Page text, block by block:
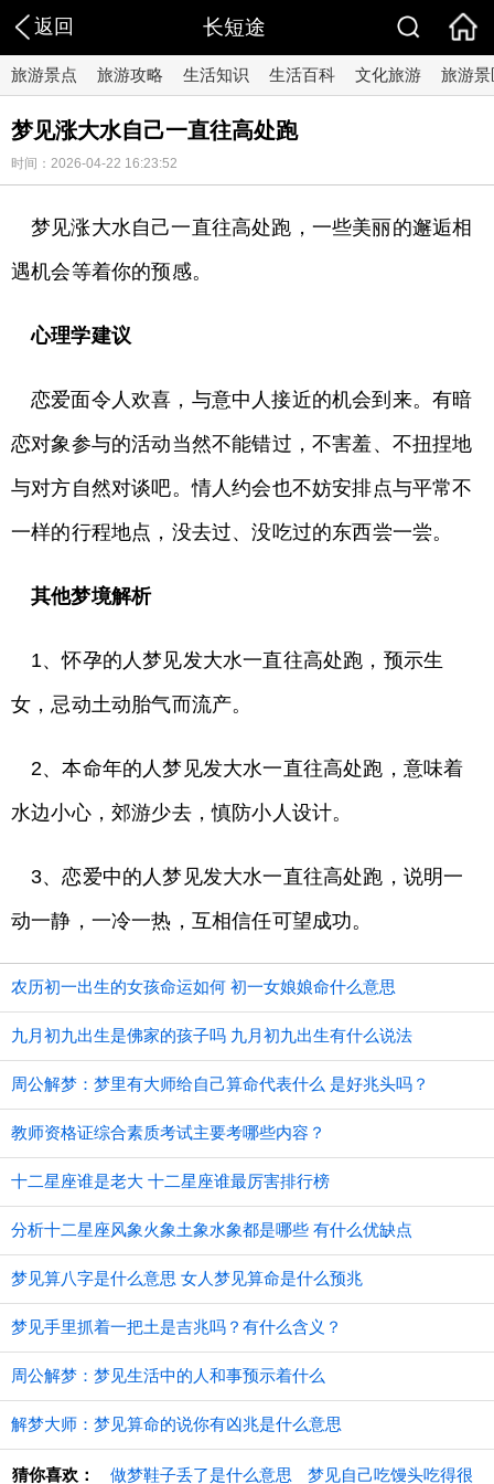
返回 长短途
旅游景点 旅游攻略 生活知识 生活百科 文化旅游 旅游景
梦见涨大水自己一直往高处跑
时间：2026-04-22 16:23:52
梦见涨大水自己一直往高处跑，一些美丽的邂逅相
遇机会等着你的预感。
心理学建议
恋爱面令人欢喜，与意中人接近的机会到来。有暗
恋对象参与的活动当然不能错过，不害羞、不扭捏地
与对方自然对谈吧。情人约会也不妨安排点与平常不
一样的行程地点，没去过、没吃过的东西尝一尝。
其他梦境解析
1、怀孕的人梦见发大水一直往高处跑，预示生
女，忌动土动胎气而流产。
2、本命年的人梦见发大水一直往高处跑，意味着
水边小心，郊游少去，慎防小人设计。
3、恋爱中的人梦见发大水一直往高处跑，说明一
动一静，一冷一热，互相信任可望成功。
农历初一出生的女孩命运如何 初一女娘娘命什么意思
九月初九出生是佛家的孩子吗 九月初九出生有什么说法
周公解梦：梦里有大师给自己算命代表什么 是好兆头吗？
教师资格证综合素质考试主要考哪些内容？
十二星座谁是老大 十二星座谁最厉害排行榜
分析十二星座风象火象土象水象都是哪些 有什么优缺点
梦见算八字是什么意思 女人梦见算命是什么预兆
梦见手里抓着一把土是吉兆吗？有什么含义？
周公解梦：梦见生活中的人和事预示着什么
解梦大师：梦见算命的说你有凶兆是什么意思
猜你喜欢： 做梦鞋子丢了是什么意思 梦见自己吃馒头吃得很